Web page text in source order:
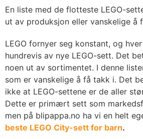
En liste med de flotteste LEGO-
ut av produksjon eller vanskelige å
LEGO fornyer seg konstant, og
hundrevis av nye LEGO-sett. Det
noen ut av sortimentet. I denne
som er vanskelige å få takk i. Det
ikke at LEGO-settene er de aller
Dette er primært sett som
men på blipappa.no ha vi en helt
beste LEGO City-sett for barn.